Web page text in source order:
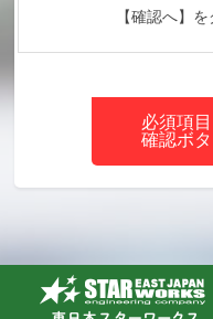
【確認へ】
必須項
確認ボ